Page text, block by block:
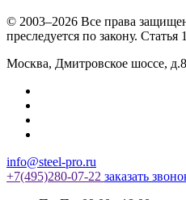
© 2003–2026 Все права
преследуется по закону.
Москва, Дмитровское шоссе,
info@steel-pro.ru
+7(495)280-07-22 заказать